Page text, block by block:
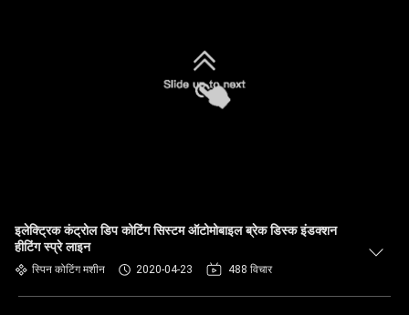
इलेक्ट्रिक कंट्रोल डिप कोटिंग सिस्टम ऑटोमोबाइल ब्रेक डिस्क इंडक्शन
हीटिंग स्प्रे लाइन
स्पिन कोटिंग मशीन 2020-04-23 488 विचार